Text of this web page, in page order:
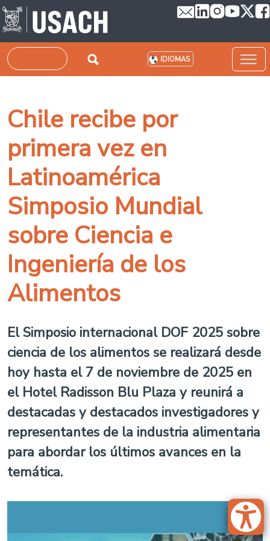
Pasar al contenido principal
Buscar IDIOMAS
Chile recibe por
primera vez en
Latinoamérica
Simposio Mundial
sobre Ciencia e
Ingeniería de los
Alimentos
El Simposio internacional DOF 2025 sobre
ciencia de los alimentos se realizará desde
hoy hasta el 7 de noviembre de 2025 en
el Hotel Radisson Blu Plaza y reunirá a
destacadas y destacados investigadores y
representantes de la industria alimentaria
para abordar los últimos avances en la
temática.